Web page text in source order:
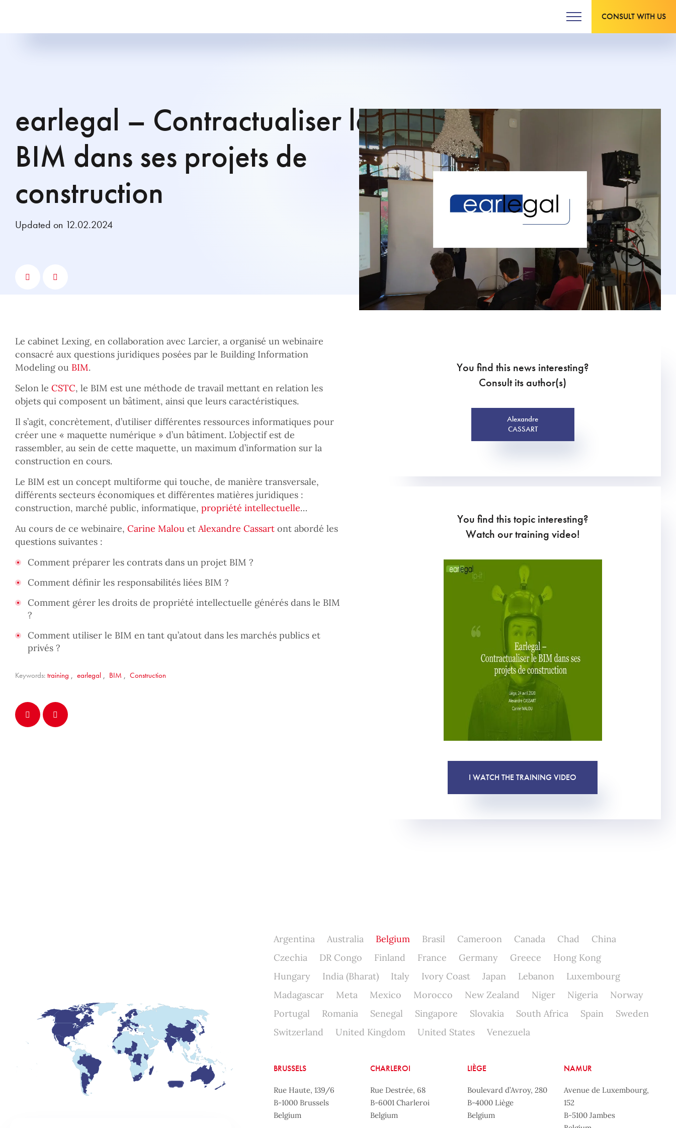
CONSULT WITH US
earlegal – Contractualiser le
BIM dans ses projets de
construction
Updated on 12.02.2024
Le cabinet Lexing, en collaboration avec Larcier, a organisé un webinaire
consacré aux questions juridiques posées par le Building Information
Modeling ou BIM.
Selon le CSTC, le BIM est une méthode de travail mettant en relation les
objets qui composent un bâtiment, ainsi que leurs caractéristiques.
Il s’agit, concrètement, d’utiliser différentes ressources informatiques pour
créer une « maquette numérique » d’un bâtiment. L’objectif est de
rassembler, au sein de cette maquette, un maximum d’information sur la
construction en cours.
Le BIM est un concept multiforme qui touche, de manière transversale,
différents secteurs économiques et différentes matières juridiques :
construction, marché public, informatique, propriété intellectuelle…
Au cours de ce webinaire, Carine Malou et Alexandre Cassart ont abordé les
questions suivantes :
Comment préparer les contrats dans un projet BIM ?
Comment définir les responsabilités liées BIM ?
Comment gérer les droits de propriété intellectuelle générés dans le BIM
?
Comment utiliser le BIM en tant qu’atout dans les marchés publics et
privés ?
Keywords: training , earlegal , BIM , Construction
You find this news interesting?
Consult its author(s)
Alexandre
CASSART
You find this topic interesting?
Watch our training video!
I WATCH THE TRAINING VIDEO
Argentina Australia Belgium Brasil Cameroon Canada Chad
China
Czechia
DR Congo Finland France Germany Greece
Hong Kong
Hungary
India (Bharat) Italy Ivory Coast Japan Lebanon
Luxembourg
Madagascar
Meta Mexico Morocco New Zealand Niger Nigeria
Norway
Portugal
Romania Senegal Singapore Slovakia South Africa Spain
Sweden
Switzerland
United Kingdom United States Venezuela
BRUSSELS
Rue Haute, 139/6
B-1000 Brussels
Belgium
CHARLEROI
Rue Destrée, 68
B-6001 Charleroi
Belgium
LIÈGE
Boulevard d’Avroy, 280
B-4000 Liège
Belgium
NAMUR
Avenue de Luxembourg,
152
B-5100 Jambes